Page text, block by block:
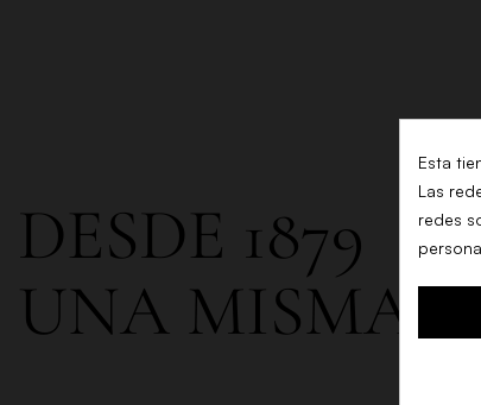
DESDE 1879
UNA MISMA
Esta
Las
redes